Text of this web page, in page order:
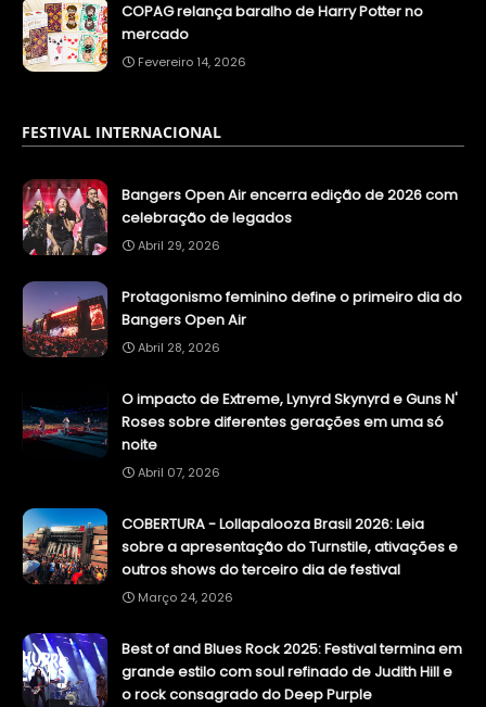
COPAG relança baralho de Harry Potter no
mercado
Fevereiro 14, 2026
FESTIVAL INTERNACIONAL
Bangers Open Air encerra edição de 2026 com
celebração de legados
Abril 29, 2026
Protagonismo feminino define o primeiro dia do
Bangers Open Air
Abril 28, 2026
O impacto de Extreme, Lynyrd Skynyrd e Guns N'
Roses sobre diferentes gerações em uma só
noite
Abril 07, 2026
COBERTURA - Lollapalooza Brasil 2026: Leia
sobre a apresentação do Turnstile, ativações e
outros shows do terceiro dia de festival
Março 24, 2026
Best of and Blues Rock 2025: Festival termina em
grande estilo com soul refinado de Judith Hill e
o rock consagrado do Deep Purple